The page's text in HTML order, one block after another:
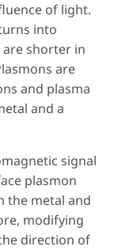
of light.
into
shorter in
are
and plasma
and a
signal
plasmon
the metal and
modifying
direction of